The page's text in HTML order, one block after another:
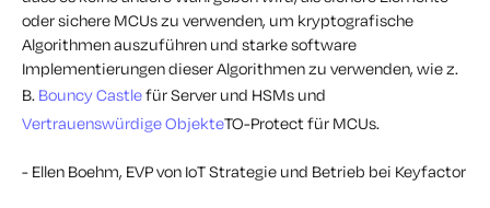
oder sichere MCUs zu verwenden, um kryptografische
Algorithmen auszuführen und starke software
Implementierungen dieser Algorithmen zu verwenden, wie z.
B. Bouncy Castlefür Server und HSMs und
Vertrauenswürdige ObjekteTO-Protect für MCUs.
- Ellen Boehm, EVP von IoT Strategie und Betrieb bei Keyfactor